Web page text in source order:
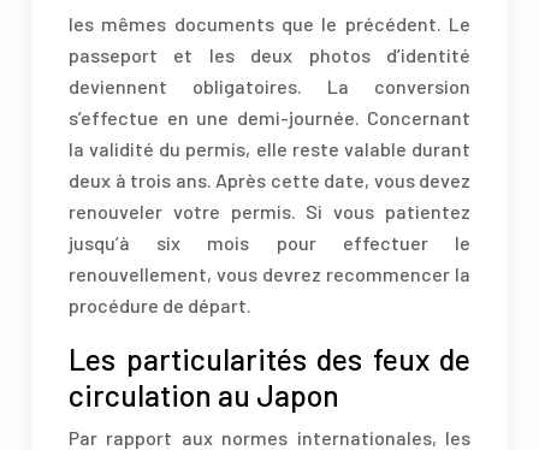
les mêmes documents que le précédent. Le
passeport et les deux photos d’identité
deviennent obligatoires. La conversion
s’effectue en une demi-journée. Concernant
la validité du permis, elle reste valable durant
deux à trois ans. Après cette date, vous devez
renouveler votre permis. Si vous patientez
jusqu’à six mois pour effectuer le
renouvellement, vous devrez recommencer la
procédure de départ.
Les particularités des feux de
circulation au Japon
Par rapport aux normes internationales, les